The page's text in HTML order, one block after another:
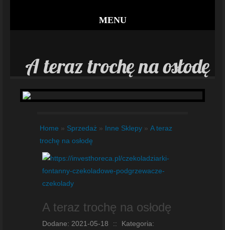
MENU
A teraz trochę na osłodę
Home » Sprzedaż » Inne Sklepy » A teraz
trochę na osłodę
A teraz trochę na osłodę
Dodane: 2021-05-18 ::
Kategoria: